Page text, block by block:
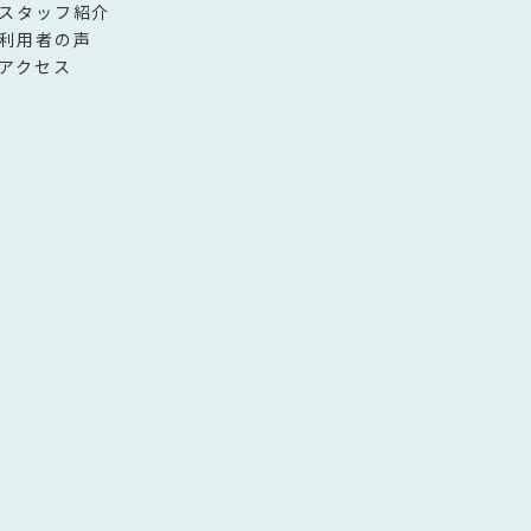
タッフ紹介
用者の声
クセス